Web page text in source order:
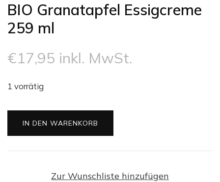
BIO Granatapfel Essigcreme
259 ml
€17,95 inkl. MwSt.
1 vorrätig
BIO
Granatapfel
259
IN DEN WARENKORB
Zur Wunschliste hinzufügen